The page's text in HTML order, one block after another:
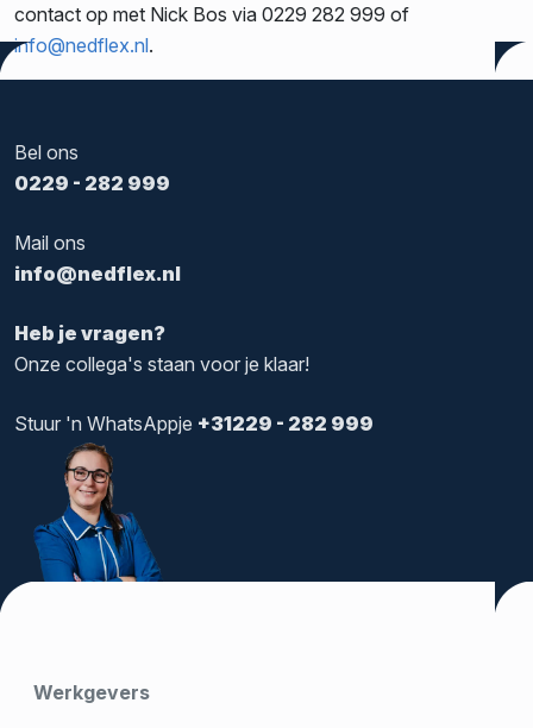
contact op met Nick Bos via 0229 282 999 of
info@nedflex.nl.
Heb je vragen?
Onze collega's staan voor je klaar!
Bel ons
0229 - 282 999
Mail ons
info@nedflex.nl
Stuur 'n WhatsAppje +31229 - 282 999
Werkgevers